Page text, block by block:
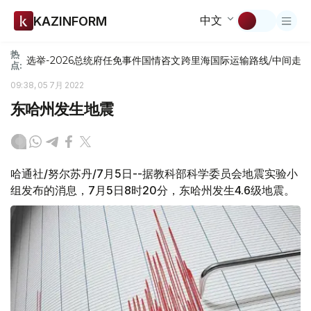
KAZINFORM 中文
热
点: 选举-2026总统府任免事件国情咨文跨里海国际运输路线/中间走廊
09:38, 05 7月 2022
东哈州发生地震
哈通社/努尔苏丹/7月5日--据教科部科学委员会地震实验小
组发布的消息，7月5日8时20分，东哈州发生4.6级地震。